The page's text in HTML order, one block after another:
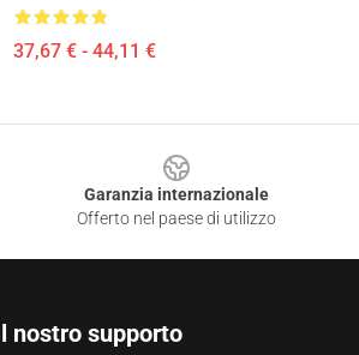
37,67 € - 44,11 €
Garanzia internazionale
Offerto nel paese di utilizzo
nostro supporto